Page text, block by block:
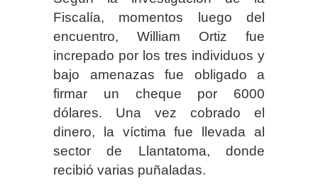
Fiscalía, momentos luego del
encuentro, William Ortiz fue
increpado por los tres individuos y
bajo amenazas fue obligado a
firmar un cheque por 6000
dólares. Una vez cobrado el
dinero, la víctima fue llevada al
sector de Llantatoma, donde
recibió varias puñaladas.